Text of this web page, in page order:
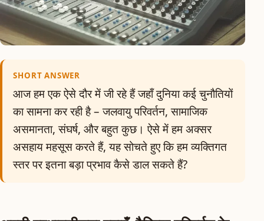
SHORT ANSWER
आज हम एक ऐसे दौर में जी रहे हैं जहाँ दुनिया कई चुनौतियों
का सामना कर रही है – जलवायु परिवर्तन, सामाजिक
असमानता, संघर्ष, और बहुत कुछ। ऐसे में हम अक्सर
असहाय महसूस करते हैं, यह सोचते हुए कि हम व्यक्तिगत
स्तर पर इतना बड़ा प्रभाव कैसे डाल सकते हैं?